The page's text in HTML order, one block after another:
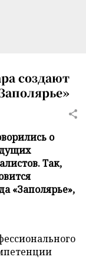
создают
о
Так,
«Заполярье»,